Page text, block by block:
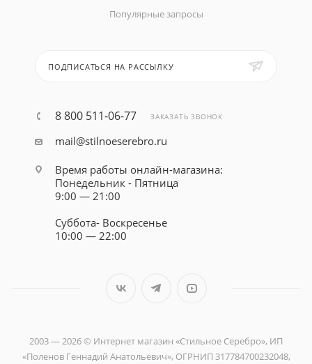
Популярные запросы
ПОДПИСАТЬСЯ НА РАССЫЛКУ
8 800 511-06-77 ЗАКАЗАТЬ ЗВОНОК
mail@stilnoeserebro.ru
Время работы онлайн-магазина:
Понедельник - Пятница
9:00 — 21:00
Суббота- Воскресенье
10:00 — 22:00
2003 — 2026 © Интернет магазин «Стильное Серебро», ИП
«Поленов Геннадий Анатольевич», ОГРНИП 317784700232048,